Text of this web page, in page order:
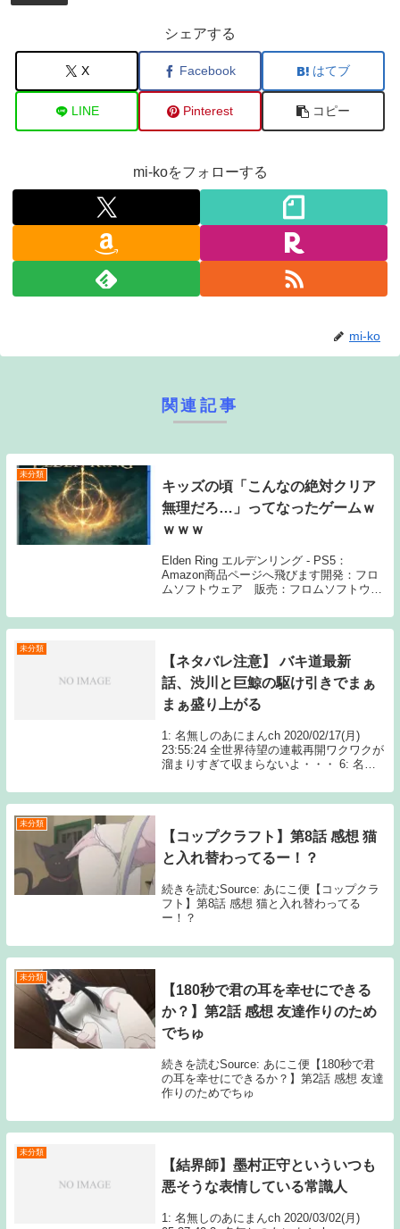
シェアする
X Facebook はてブ
LINE Pinterest コピー
mi-koをフォローする
mi-ko
関連記事
未分類
キッズの頃「こんなの絶対クリア
無理だろ…」ってなったゲームｗ
ｗｗｗ
Elden Ring エルデンリング - PS5：
Amazon商品ページへ飛びます開発：フロ
ムソフトウェア 販売：フロムソフトウェ
1: 名無しさん なんかある？ 2: 名無しさん
魔界村 6: 名無しさ...
未分類
【ネタバレ注意】 バキ道最新
話、渋川と巨鯨の駆け引きでまぁ
まぁ盛り上がる
1: 名無しのあにまんch 2020/02/17(月)
23:55:24 全世界待望の連載再開ワクワクが
溜まりすぎて収まらないよ・・・ 6: 名無
渋川先生大 Source: あ...
未分類
【コップクラフト】第8話 感想 猫
と入れ替わってるー！？
続きを読むSource: あにこ便【コップクラ
フト】第8話 感想 猫と入れ替わってる
ー！？
未分類
【180秒で君の耳を幸せにできる
か？】第2話 感想 友達作りのため
でちゅ
続きを読むSource: あにこ便【180秒で君
の耳を幸せにできるか？】第2話 感想 友達
作りのためでちゅ
未分類
【結界師】墨村正守といういつも
悪そうな表情している常識人
1: 名無しのあにまんch 2020/03/02(月)